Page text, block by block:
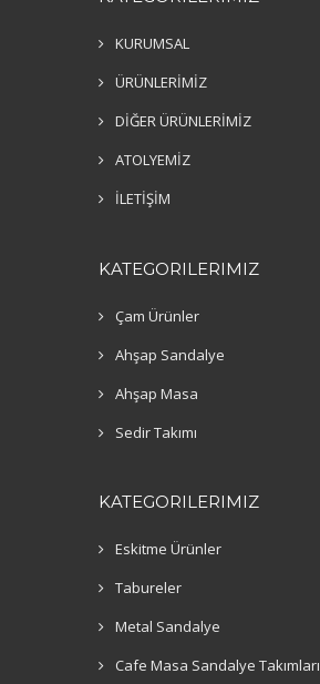
KURUMSAL
ÜRÜNLERİMİZ
DİĞER ÜRÜNLERİMİZ
ATOLYEMİZ
İLETİŞİM
KATEGORILERIMIZ
Çam Ürünler
Ahşap Sandalye
Ahşap Masa
Sedir Takımı
KATEGORILERIMIZ
Eskitme Ürünler
Tabureler
Metal Sandalye
Cafe Masa Sandalye Takımları